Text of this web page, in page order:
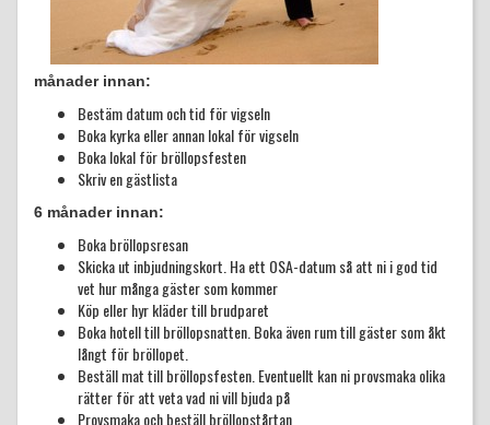
månader innan:
Bestäm datum och tid för vigseln
Boka kyrka eller annan lokal för vigseln
Boka lokal för bröllopsfesten
Skriv en gästlista
6 månader innan:
Boka bröllopsresan
Skicka ut inbjudningskort. Ha ett OSA-datum så att ni i god tid
vet hur många gäster som kommer
Köp eller hyr kläder till brudparet
Boka hotell till bröllopsnatten. Boka även rum till gäster som åkt
långt för bröllopet.
Beställ mat till bröllopsfesten. Eventuellt kan ni provsmaka olika
rätter för att veta vad ni vill bjuda på
Provsmaka och beställ bröllopstårtan